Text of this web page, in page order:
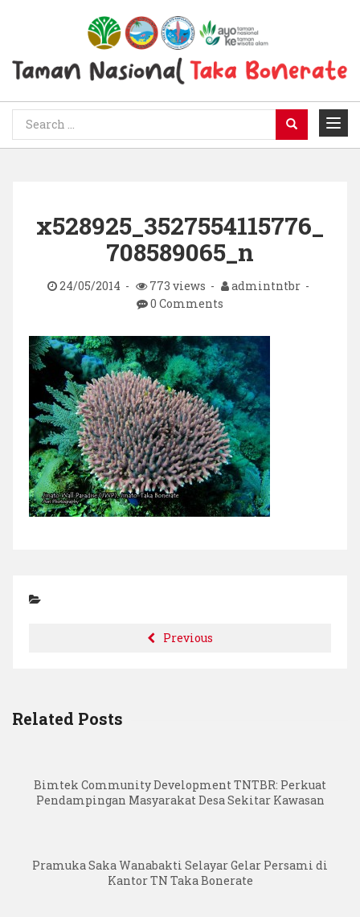
x528925_3527554115776_
708589065_n
24/05/2014 773 views
admintntbr
0 Comments
Previous
Related Posts
Bimtek Community Development TNTBR: Perkuat
Pendampingan Masyarakat Desa Sekitar Kawasan
Pramuka Saka Wanabakti Selayar Gelar Persami di
Kantor TN Taka Bonerate